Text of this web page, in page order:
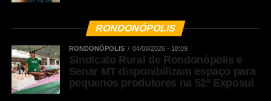
RONDONÓPOLIS
RONDONÓPOLIS 04/08/2026 - 18:09
Sindicato Rural de Rondonópolis e
Senar MT disponibilizam espaço para
pequenos produtores na 52ª Exposul